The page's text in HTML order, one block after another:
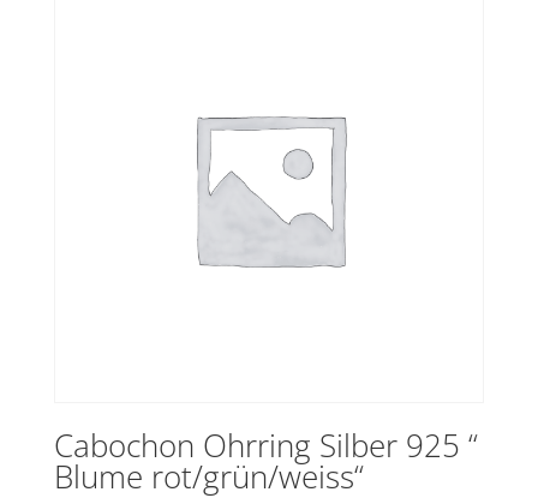
Cabochon Ohrring Silber 925 “
Blume rot/grün/weiss“